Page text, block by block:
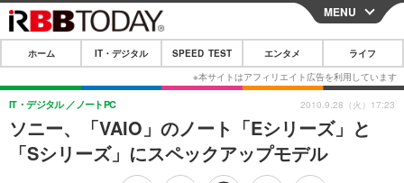
CLOSE
ホーム
IT・デジタル
IT・デジタルTOP スマートフォン
SPEED TEST
MENU
ホーム IT・デジタル SPEED TEST エンタメ ライフ
ソニー、「VAIO」のノート「Eシリーズ」と
「Sシリーズ」にスペックアップモデル
IT・デジタル ノートPC 2010.9.28（火）17:23